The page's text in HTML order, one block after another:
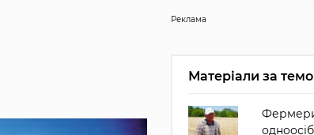
Реклама
Матеріали за